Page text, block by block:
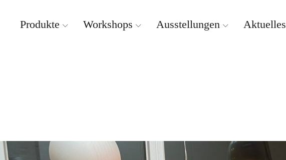
Produkte Workshops Ausstellungen Aktuelles